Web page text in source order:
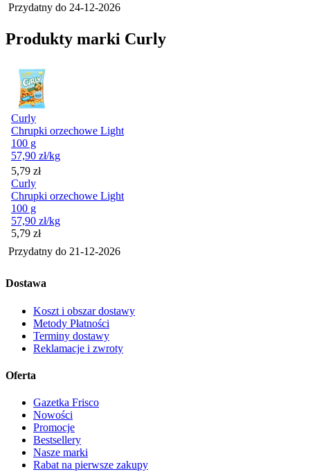
Przydatny do 24-12-2026
Produkty marki Curly
Curly
Chrupki orzechowe Light
100 g
57,90 zł/kg
Cena
5,79 zł
Curly
Chrupki orzechowe Light
100 g
57,90 zł/kg
Cena
5,79 zł
Przydatny do 21-12-2026
Dostawa
Koszt i obszar dostawy
Metody Płatności
Terminy dostawy
Reklamacje i zwroty
Oferta
Gazetka Frisco
Nowości
Promocje
Bestsellery
Nasze marki
Rabat na pierwsze zakupy